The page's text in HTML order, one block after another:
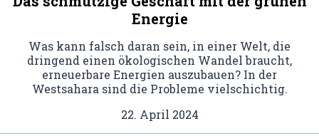
Energie
Was kann falsch daran sein, in einer Welt, die
dringend einen ökologischen Wandel braucht,
erneuerbare Energien auszubauen? In der
Westsahara sind die Probleme vielschichtig.
22. April 2024